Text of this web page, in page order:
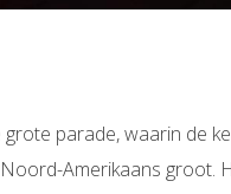
parade, waarin de
Amerikaans groot.